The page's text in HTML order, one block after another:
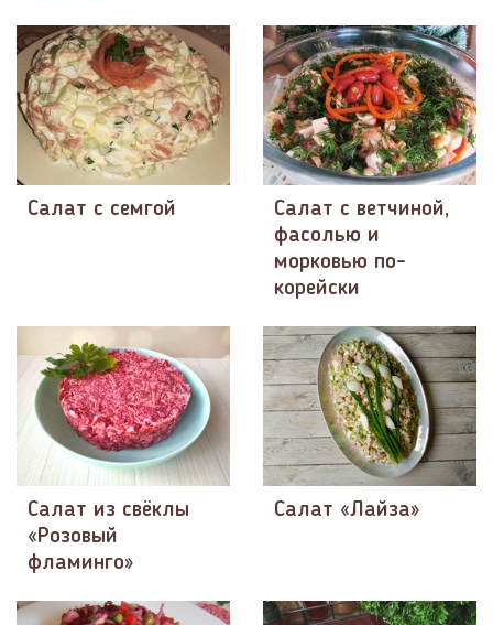
Салат с семгой
Салат с ветчиной,
фасолью и
морковью по-
корейски
Салат из свёклы
«Розовый
фламинго»
Салат «Лайза»